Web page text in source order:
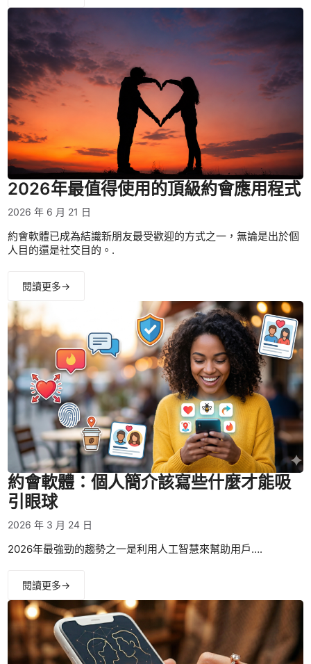
2026年最值得使用的頂級約會應用程式
2026 年 6 月 21 日
約會軟體已成為結識新朋友最受歡迎的方式之一，無論是出於個
人目的還是社交目的。.
閱讀更多→
約會軟體：個人簡介該寫些什麼才能吸
引眼球
2026 年 3 月 24 日
2026年最強勁的趨勢之一是利用人工智慧來幫助用戶….
閱讀更多→